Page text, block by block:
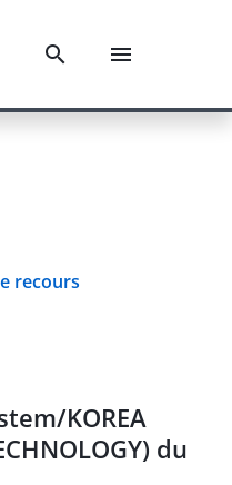
recours
KOREA
du